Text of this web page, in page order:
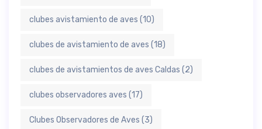
clubes avistamiento de aves (10)
clubes de avistamiento de aves (18)
clubes de avistamientos de aves Caldas (2)
clubes observadores aves (17)
Clubes Observadores de Aves (3)